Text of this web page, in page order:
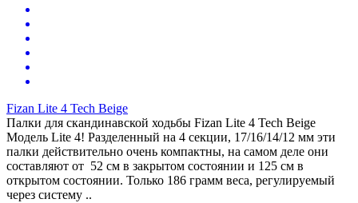
Fizan Lite 4 Tech Beige
Палки для скандинавской ходьбы Fizan Lite 4 Tech Beige
Модель Lite 4! Разделенный на 4 секции, 17/16/14/12 мм эти
палки действительно очень компактны, на самом деле они
составляют от 52 см в закрытом состоянии и 125 см в
открытом состоянии. Только 186 грамм веса, регулируемый
через систему ..